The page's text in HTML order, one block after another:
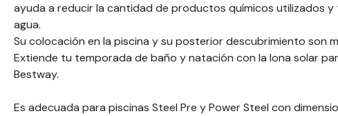
ayuda a reducir la cantidad de productos químicos utilizados y
agua.
Su colocación en la piscina y su posterior descubrimiento son
Extiende tu temporada de baño y natación con la lona solar
Bestway.
Es adecuada para piscinas Steel Pre y Power Steel con